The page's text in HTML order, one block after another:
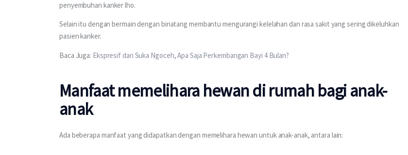
penyembuhan kanker lho.
Selain itu dengan bermain dengan binatang membantu mengurangi kelelahan dan rasa sakit yang sering dikeluhkan
pasien kanker.
Baca Juga: Ekspresif dan Suka Ngoceh, Apa Saja Perkembangan Bayi 4 Bulan?
Manfaat memelihara hewan di rumah bagi anak-
anak
Ada beberapa manfaat yang didapatkan dengan memelihara hewan untuk anak-anak, antara lain: